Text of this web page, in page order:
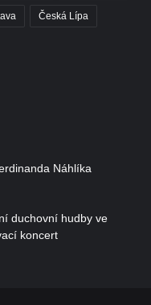
Česká Lípa
Náhlíka
duchovní hudby ve
koncert